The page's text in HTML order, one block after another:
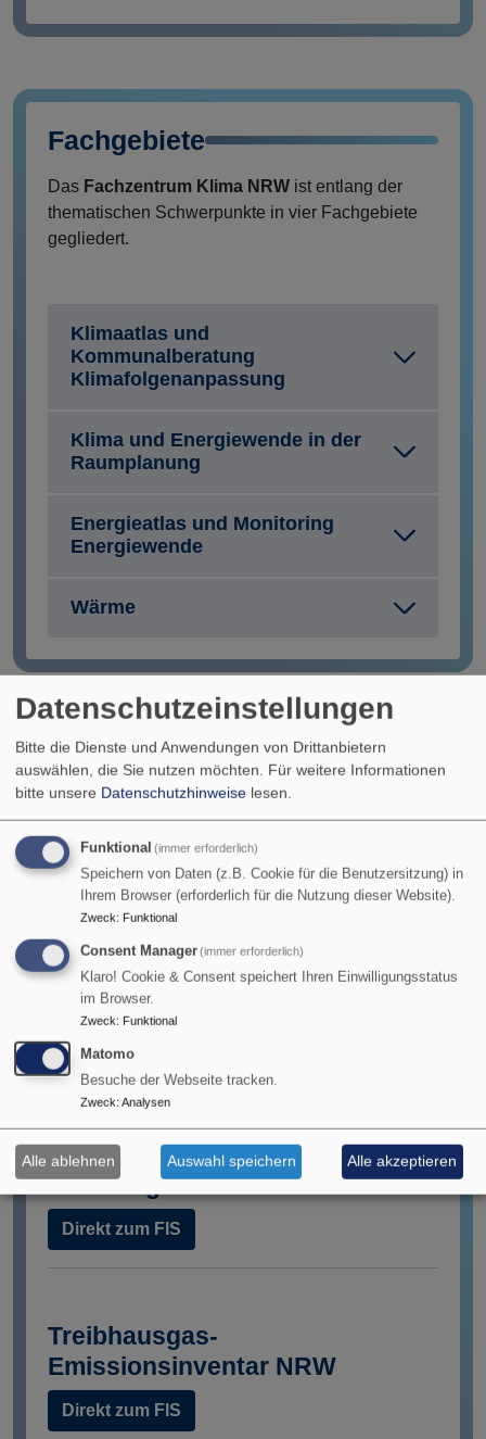
Fachgebiete
Das Fachzentrum Klima NRW ist entlang der
thematischen Schwerpunkte in vier Fachgebiete
gegliedert.
Klimaatlas und
Kommunalberatung
Klimafolgenanpassung
Klima und Energiewende in der
Raumplanung
Energieatlas und Monitoring
Energiewende
Wärme
Fachinformationssysteme
Klima
FIS mit Bezug zum Thema Klima im LANUK
Klimaatlas NRW
Direkt zum Klimaatlas
Umweltindikatoren NRW
Direkt zum FIS
Phänologie am LANUK
Direkt zum FIS
Treibhausgas-
Emissionsinventar NRW
Direkt zum FIS
Datenschutzeinstellungen
Bitte die Dienste und Anwendungen von Drittanbietern
auswählen, die Sie nutzen möchten. Für weitere Informationen
bitte unsere Datenschutzhinweise lesen.
Funktional (immer erforderlich)
Speichern von Daten (z.B. Cookie für die Benutzersitzung) in
Ihrem Browser (erforderlich für die Nutzung dieser Website).
Zweck: Funktional
Consent Manager(immer erforderlich)
Klaro! Cookie & Consent speichert Ihren Einwilligungsstatus
im Browser.
Zweck: Funktional
Matomo
Besuche der Webseite tracken.
Zweck: Analysen
Alle ablehnen Auswahl speichern Alle akzeptieren